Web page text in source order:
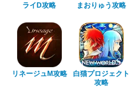
ライD攻略 まおりゅう攻略
リネージュM攻略
白猫プロジェクト
攻略